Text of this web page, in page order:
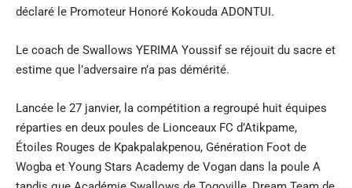
déclaré le Promoteur Honoré Kokouda ADONTUI.
Le coach de Swallows YERIMA Youssif se réjouit du sacre et
estime que l’adversaire n’a pas démérité.
Lancée le 27 janvier, la compétition a regroupé huit équipes
réparties en deux poules de Lionceaux FC d’Atikpame,
Étoiles Rouges de Kpakpalakpenou, Génération Foot de
Wogba et Young Stars Academy de Vogan dans la poule A